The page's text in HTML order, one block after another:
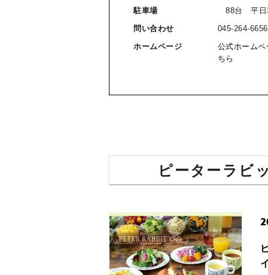
駐車場
88台 平日
問い合わせ
045-264-6656
ホームページ
公式ホーム
ちら
ピーターラビ